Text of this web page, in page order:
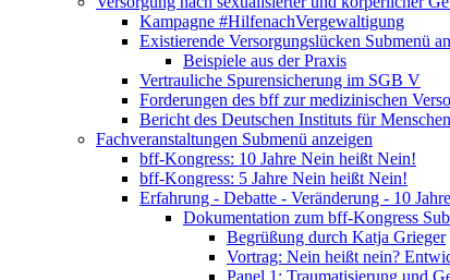
Kampagne #HilfenachVergewaltigung
Existierende Versorgungslücken Submenü
Beispiele aus der Praxis
Vertrauliche Spurensicherung im SGB V
Forderungen des bff zur medizinischen
Bericht des Deutschen Instituts für
Fachveranstaltungen Submenü anzeigen
bff-Kongress: 10 Jahre Nein heißt Nein!
bff-Kongress: 5 Jahre Nein heißt Nein!
Erfahrung - Debatte - Veränderung - 10
Dokumentation zum bff-Kongress
Begrüßung durch Katja Grieger
Vortrag: Nein heißt nein?
Panel 1: Traumatisierung und